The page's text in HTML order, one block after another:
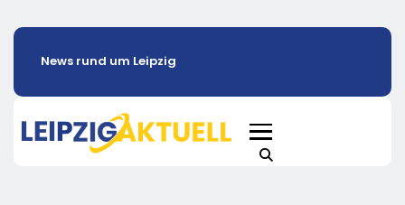
News rund um Leipzig